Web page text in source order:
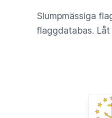
Slumpmässiga
flaggdatabas.